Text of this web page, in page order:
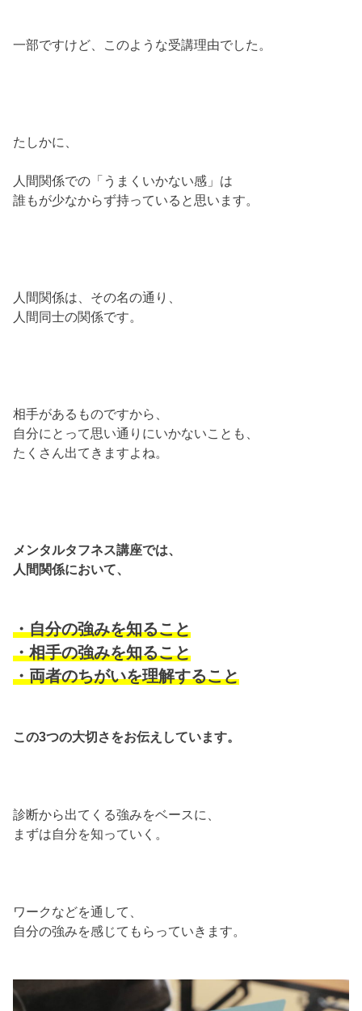
一部ですけど、このような受講理由でした。
たしかに、
人間関係での「うまくいかない感」は
誰もが少なからず持っていると思います。
人間関係は、その名の通り、
人間同士の関係です。
相手があるものですから、
自分にとって思い通りにいかないことも、
たくさん出てきますよね。
メンタルタフネス講座では、
人間関係において、
・自分の強みを知ること
・相手の強みを知ること
・両者のちがいを理解すること
この3つの大切さをお伝えしています。
診断から出てくる強みをベースに、
まずは自分を知っていく。
ワークなどを通して、
自分の強みを感じてもらっていきます。